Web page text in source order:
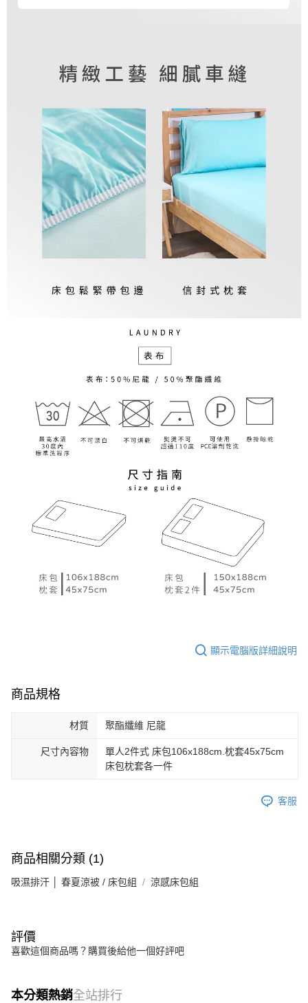
顯示電腦版詳細說明
商品規格
材質 聚酯纖維 尼龍
尺寸內容物
單人2件式 床包106x188cm.枕套45x75cm
床包枕套各一件
客服
商品相關分類 (1)
吸濕排汗 │ 春夏涼被 / 床包組 涼感床包組
評價
喜歡這個商品嗎？購買後給他一個好評吧
本分類熱銷全站排行